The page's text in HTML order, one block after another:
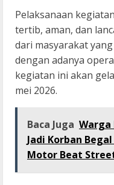
Pelaksanaan
tertib, aman, dan
dari masyarakat
dengan adanya
kegiatan ini akan
mei 2026.
Baca Juga Warga
Jadi Korban
Motor Beat